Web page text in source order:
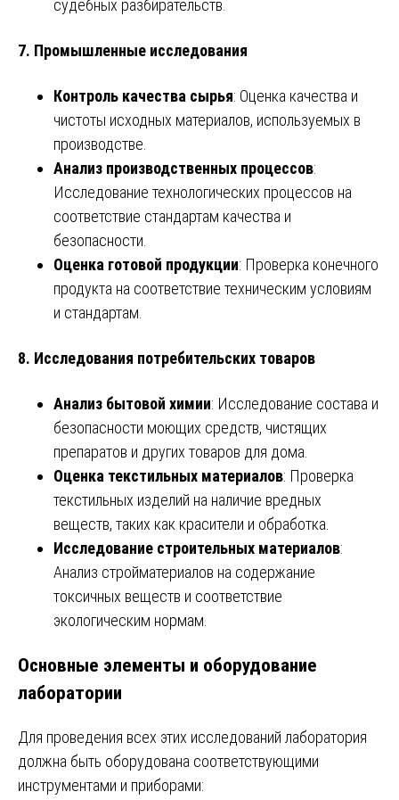
судебных разбирательств.
7. Промышленные исследования
Контроль качества сырья: Оценка качества и
чистоты исходных материалов, используемых в
производстве.
Анализ производственных процессов:
Исследование технологических процессов на
соответствие стандартам качества и
безопасности.
Оценка готовой продукции: Проверка конечного
продукта на соответствие техническим условиям
и стандартам.
8. Исследования потребительских товаров
Анализ бытовой химии: Исследование состава и
безопасности моющих средств, чистящих
препаратов и других товаров для дома.
Оценка текстильных материалов: Проверка
текстильных изделий на наличие вредных
веществ, таких как красители и обработка.
Исследование строительных материалов:
Анализ стройматериалов на содержание
токсичных веществ и соответствие
экологическим нормам.
Основные элементы и оборудование
лаборатории
Для проведения всех этих исследований лаборатория
должна быть оборудована соответствующими
инструментами и приборами: